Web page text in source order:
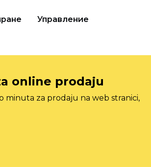
Управление
online prodaju
za prodaju na web stranici,